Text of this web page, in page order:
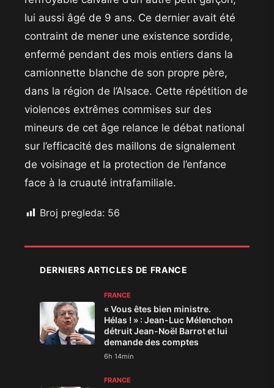
lui aussi âgé de 9 ans. Ce dernier avait été
contraint de mener une existence sordide,
enfermé pendant des mois entiers dans la
camionnette blanche de son propre père,
dans la région de l’Alsace. Cette répétition de
violences extrêmes commises sur des
mineurs de cet âge relance le débat national
sur l’efficacité des maillons de signalement
de voisinage et la protection de l’enfance
face à la cruauté intrafamiliale.
Broj pregleda: 56
DERNIERS ARTICLES DE FRANCE
FRANCE
« Vous êtes bien ministre.
Hélas ! » : Jean-Luc Mélenchon
détruit Jean-Noël Barrot et lui
demande des comptes
6h 14min
FRANCE